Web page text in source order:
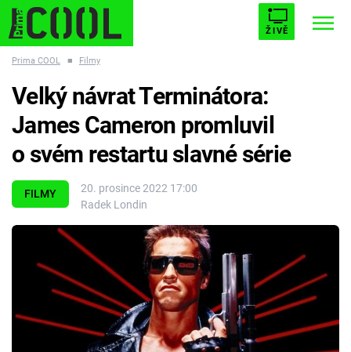
ŽIVĚ
ESCAPE PLNEJ KOTEL AVENGERS 5
Témata
Seriály
Hry
Prima COOL ■ Filmy
FILMY
20. prosince 2022 17:00
Radek Londin
Velký návrat Terminátora:
James Cameron promluvil
o svém restartu slavné série